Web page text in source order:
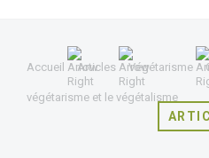
Accueil Articles Végétarisme
végétarisme et le végétalisme